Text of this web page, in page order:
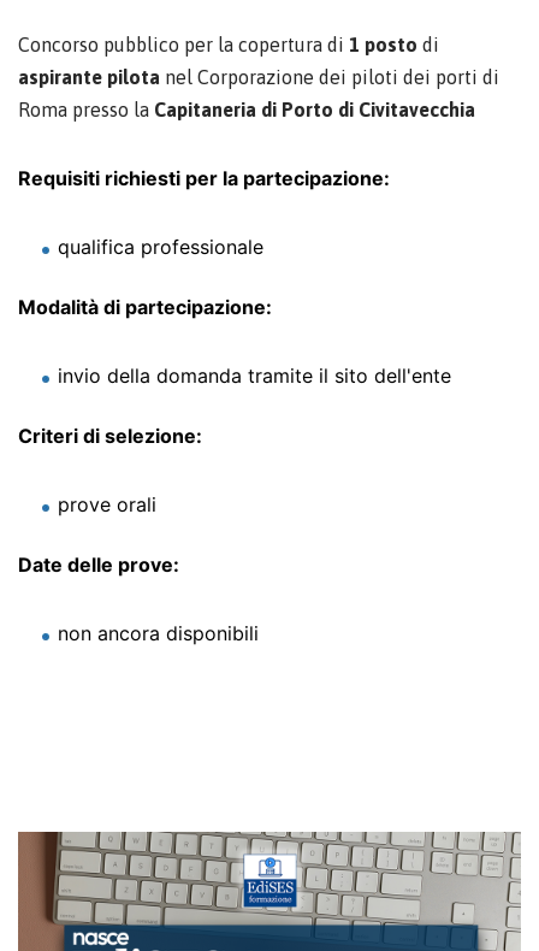
Concorso pubblico per la copertura di 1 posto di
aspirante pilota nel Corporazione dei piloti dei porti di
Roma presso la Capitaneria di Porto di Civitavecchia
Requisiti richiesti per la partecipazione:
qualifica professionale
Modalità di partecipazione:
invio della domanda tramite il sito dell'ente
Criteri di selezione:
prove orali
Date delle prove:
non ancora disponibili